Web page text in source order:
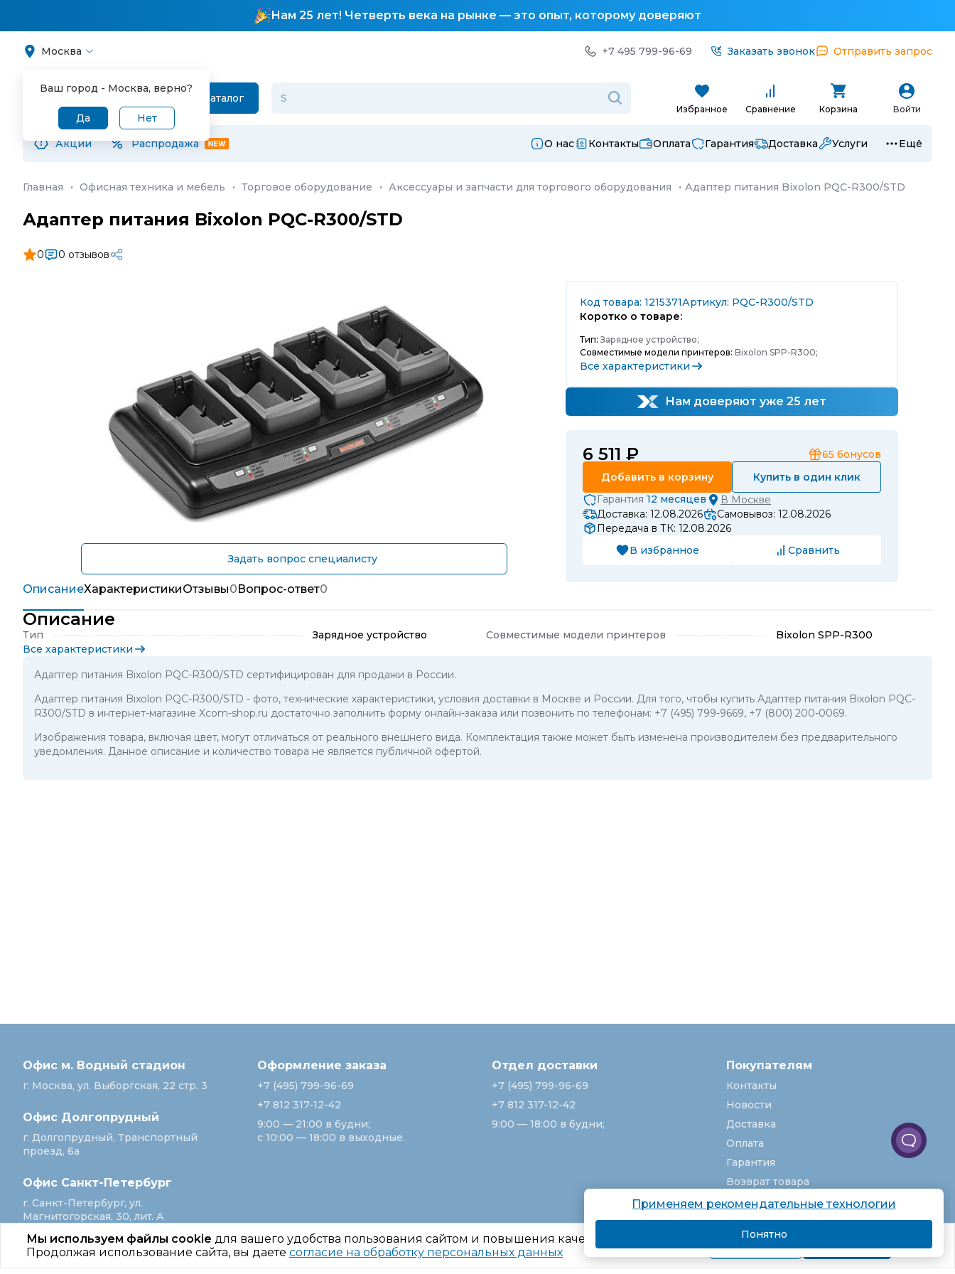
Нам 25 лет! Четверть века на рынке — это опыт, которому доверяют
Москва
Ваш город - Москва, верно?
Да Нет
+7 495 799-96-69 Заказать звонок Отправить запрос
Каталог
Избранное Сравнение Корзина Войти
Акции Распродажа О нас Контакты Оплата Гарантия Доставка Услуги Ещё
Мы используем файлы cookie для вашего удобства пользования сайтом и повышения качества рекомендаций.
Продолжая использование сайта, вы даете согласие на обработку персональных данных Подробнее Я согласен
Главная · Офисная техника и мебель · Торговое оборудование · Аксессуары и запчасти для торгового оборудования · Адаптер питания Bixolon PQC-R300/STD
Адаптер питания Bixolon PQC-R300/STD
0 0 отзывов
Задать вопрос специалисту
Код товара: 1215371Артикул: PQC-R300/STD
Коротко о товаре:
Тип: Зарядное устройство;
Совместимые модели принтеров: Bixolon SPP-R300;
Все характеристики
Нам доверяют уже 25 лет
6 511 ₽ 65 бонусов
Добавить в корзину
Купить в один клик
Гарантия 12 месяцев В Москве
Доставка: 12.08.2026
Самовывоз: 12.08.2026
Передача в ТК: 12.08.2026
В избранное
Сравнить
ОписаниеХарактеристикиОтзывы0Вопрос-ответ0
Описание
Тип Зарядное устройство Совместимые модели принтеров
Bixolon SPP-R300
Все характеристики
Адаптер питания Bixolon PQC-R300/STD сертифицирован для продажи в России.
Адаптер питания Bixolon PQC-R300/STD - фото, технические характеристики, условия доставки в Москве и России. Для того, чтобы купить Адаптер питания Bixolon PQC-
R300/STD в интернет-магазине Xcom-shop.ru достаточно заполнить форму онлайн-заказа или позвонить по телефонам: +7 (495) 799-9669, +7 (800) 200-0069.
Изображения товара, включая цвет, могут отличаться от реального внешнего вида. Комплектация также может быть изменена производителем без предварительного
уведомления. Данное описание и количество товара не является публичной офертой.
Офис м. Водный стадион
г. Москва, ул. Выборгская, 22 стр. 3
Офис Долгопрудный
г. Долгопрудный, Транспортный
проезд, 6а
Офис Санкт‑Петербург
г. Санкт‑Петербург, ул.
Магнитогорская, 30, лит. А
Оформление заказа
+7 (495) 799-96-69
+7 812 317-12-42
9:00 — 21:00 в будни;
с 10:00 — 18:00 в выходные.
Отдел доставки
+7 (495) 799-96-69
+7 812 317-12-42
9:00 — 18:00 в будни;
Покупателям
Контакты
Новости
Доставка
Оплата
Гарантия
Возврат товара
Услуги
О компании
Вакансии
Карта сайта
Применяем рекомендательные технологии
Понятно